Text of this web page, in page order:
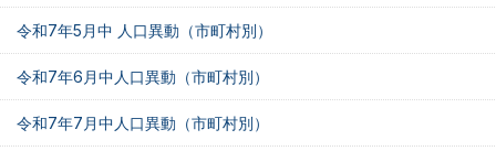
令和7年5月中 人口異動（市町村別）
令和7年6月中人口異動（市町村別）
令和7年7月中人口異動（市町村別）